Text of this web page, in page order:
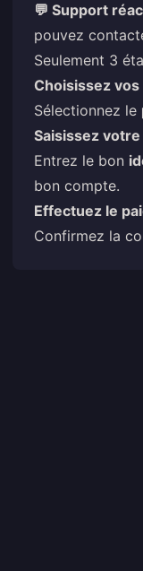
💬 Support
pouvez
Seulement 3
Choisissez
Sélectionnez le
Saisissez
Entrez le bon
bon compte.
Effectuez le
Confirmez la